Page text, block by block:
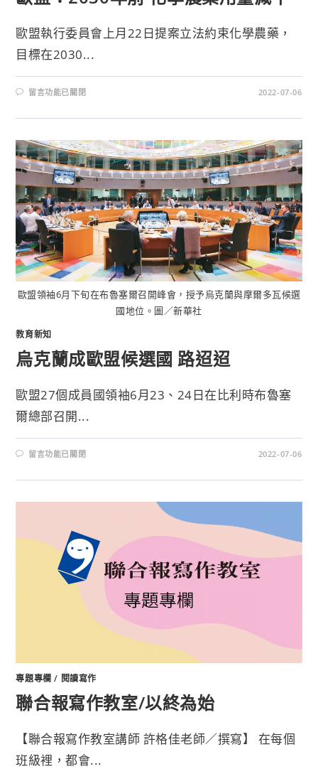
歐盟執行委員會上月22日提案立法約束化學農藥，
目標在2030...
留言功能已關閉 2022-07-06
歐盟領袖6月下旬在布魯塞爾召開峰會，授予烏克蘭與摩爾多瓦候選
國地位。圖／新華社
教育新知
烏克蘭成歐盟候選國 路迢迢
歐盟27個成員國領袖6月23、24日在比利時布魯塞
爾總部召開...
留言功能已關閉 2022-07-06
專題專欄 / 閱讀寫作
聯合報寫作教室/以終為始
【聯合報寫作教室講師 許格佳老師／撰寫】 在每個
班級裡，都會...